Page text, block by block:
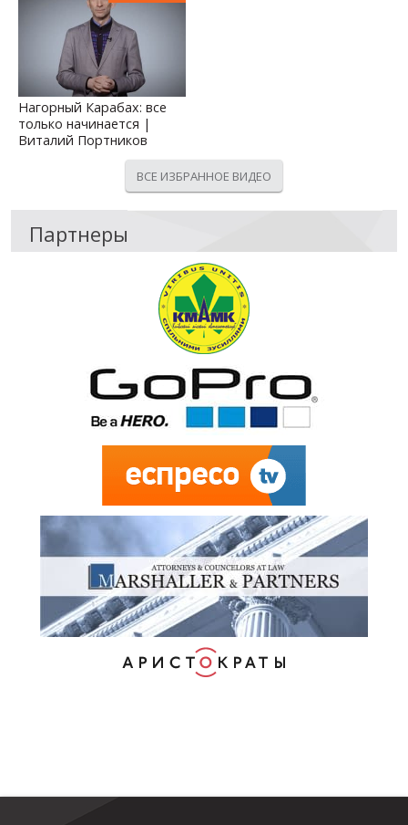
Нагорный Карабах: все
только начинается |
Виталий Портников
ВСЕ ИЗБРАННОЕ ВИДЕО
Партнеры